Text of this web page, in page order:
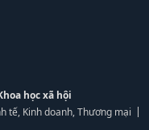
học xã hội
tế, Kinh doanh, Thương mại